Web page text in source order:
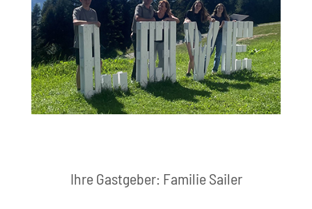
Ihre Gastgeber: Familie Sailer